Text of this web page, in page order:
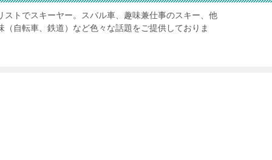
ストでスキーヤー。スバル車、趣味兼仕事のスキー、他
（自転車、鉄道）など色々な話題をご提供しておりま